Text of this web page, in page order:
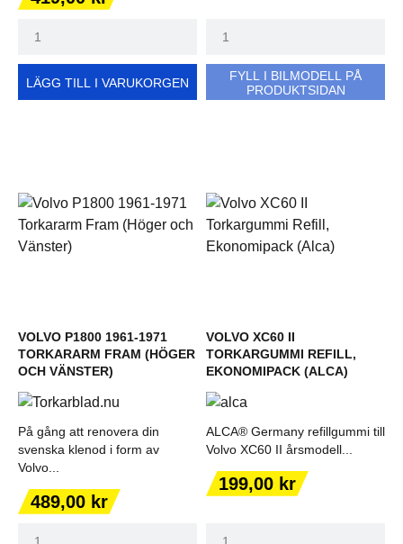
LÄGG TILL I VARUKORGEN
FYLL I BILMODELL PÅ
PRODUKTSIDAN
VOLVO P1800 1961-1971
TORKARARM FRAM (HÖGER
OCH VÄNSTER)
På gång att renovera din
svenska klenod i form av
Volvo...
Pris
489,00 kr
VOLVO XC60 II
TORKARGUMMI REFILL,
EKONOMIPACK (ALCA)
ALCA® Germany refillgummi till
Volvo XC60 II årsmodell...
Pris
199,00 kr